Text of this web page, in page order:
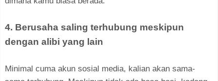
4. Berusaha saling terhubung meskipun
dengan alibi yang lain
Minimal cuma akun sosial media, kalian akan sama-